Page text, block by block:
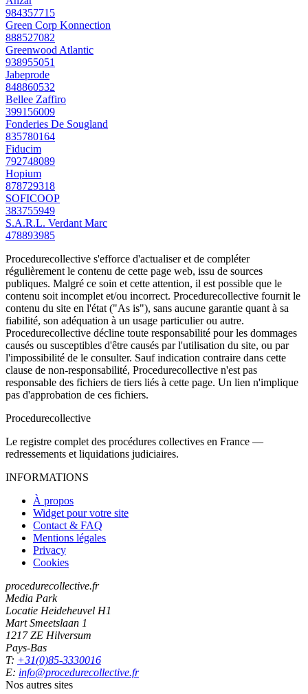
984357715
Green Corp Konnection
888527082
Greenwood Atlantic
938955051
Jabeprode
848860532
Bellee Zaffiro
399156009
Fonderies De Sougland
835780164
Fiducim
792748089
Hopium
878729318
SOFICOOP
383755949
S.A.R.L. Verdant Marc
478893985
Procedurecollective s'efforce d'actualiser et de compléter
régulièrement le contenu de cette page web, issu de sources
publiques. Malgré ce soin et cette attention, il est possible que le
contenu soit incomplet et/ou incorrect. Procedurecollective fournit le
contenu du site en l'état ("As is"), sans aucune garantie quant à sa
fiabilité, son adéquation à un usage particulier ou autre.
Procedurecollective décline toute responsabilité pour les dommages
causés ou susceptibles d'être causés par l'utilisation du site, ou par
l'impossibilité de le consulter. Sauf indication contraire dans cette
clause de non-responsabilité, Procedurecollective n'est pas
responsable des fichiers de tiers liés à cette page. Un lien n'implique
pas d'approbation de ces fichiers.
Procedurecollective
Le registre complet des procédures collectives en France —
redressements et liquidations judiciaires.
INFORMATIONS
À propos
Widget pour votre site
Contact & FAQ
Mentions légales
Privacy
Cookies
procedurecollective.fr
Media Park
Locatie Heideheuvel H1
Mart Smeetslaan 1
1217 ZE Hilversum
Pays-Bas
T: +31(0)85-3330016
E: info@procedurecollective.fr
Nos autres sites